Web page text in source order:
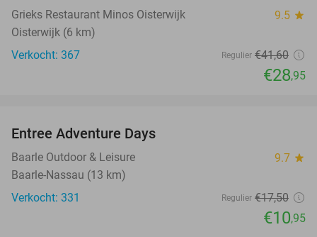
Grieks Restaurant Minos Oisterwijk 9.5 star
Oisterwijk (6 km)
Verkocht: 367
Regulier €41,60
€28,95
Entree Adventure Days
Baarle Outdoor & Leisure 9.7 star
Baarle-Nassau (13 km)
Verkocht: 331
Regulier €17,50
€10,95